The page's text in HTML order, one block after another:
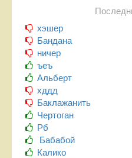
хэшер
Бандана
ничер
ъеъ
Альберт
хддд
Баклажанить
Чертоган
Рб
Бабабой
Калико